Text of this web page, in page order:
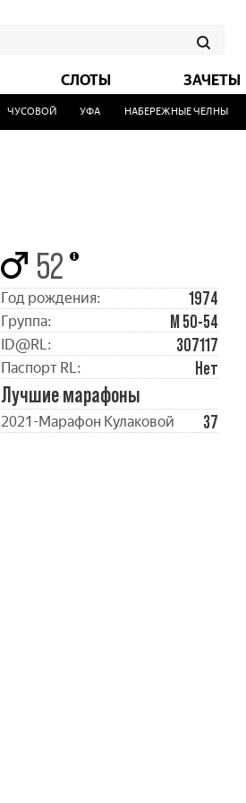
СЛОТЫ ЗАЧЕТЫ
ЧУСОВОЙ УФА НАБЕРЕЖНЫЕ ЧЕЛНЫ
52
Год рождения: 1974
Группа: М 50-54
ID@RL: 307117
Паспорт RL: Нет
Лучшие марафоны
2021-Марафон Кулаковой 37